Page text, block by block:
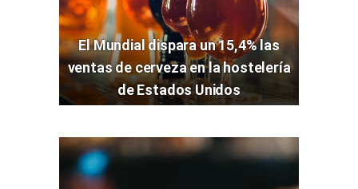
El Mundial dispara un 15,4% las
ventas de cerveza en la hostelería
de Estados Unidos